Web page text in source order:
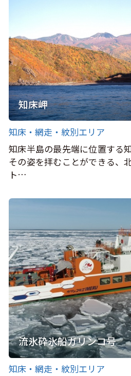
知床岬
知床・網走・紋別エリア
知床半島の最先端に位置する
その姿を拝むことができる、
ト…
流氷砕氷船ガリンコ号
知床・網走・紋別エリア